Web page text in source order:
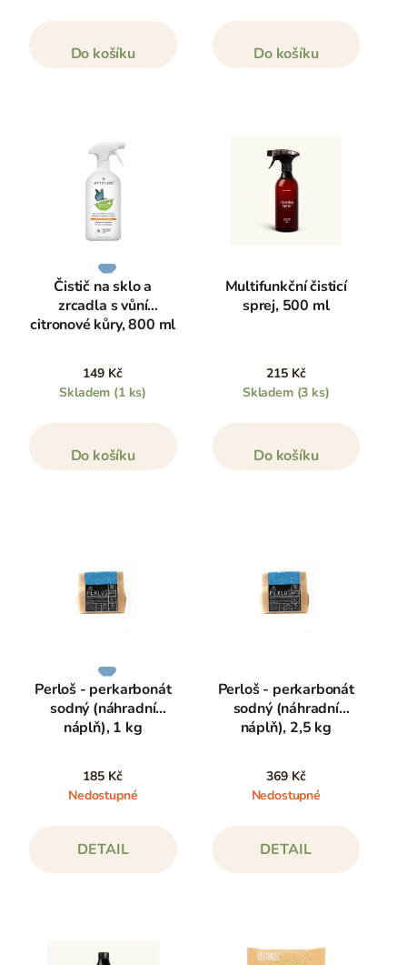
Do košíku Do košíku
Čistič na sklo a
zrcadla s vůní
citronové kůry, 800 ml
149 Kč
Skladem (1 ks)
Do košíku
Multifunkční čisticí
sprej, 500 ml
215 Kč
Skladem (3 ks)
Do košíku
Perloš - perkarbonát
sodný (náhradní
náplň), 1 kg
185 Kč
Nedostupné
DETAIL
Perloš - perkarbonát
sodný (náhradní
náplň), 2,5 kg
369 Kč
Nedostupné
DETAIL